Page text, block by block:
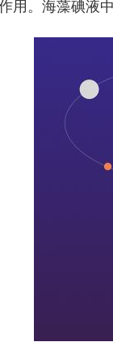
用。海藻碘液